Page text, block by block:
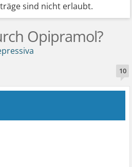
sind nicht erlaubt.
Opipramol?
10